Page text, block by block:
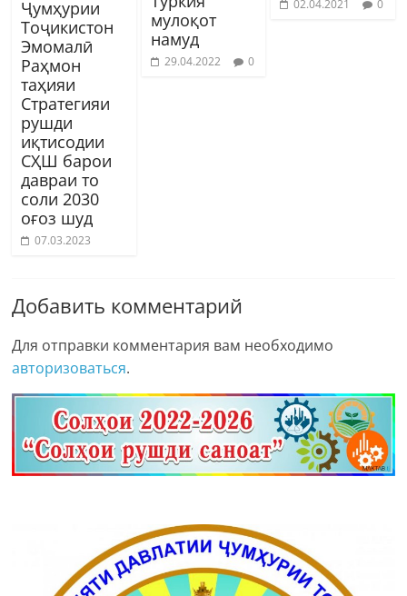
Ҷумҳурии
Тоҷикистон
Эмомалӣ
Раҳмон
таҳияи
Стратегияи
рушди
иқтисодии
СҲШ барои
давраи то
соли 2030
оғоз шуд
07.03.2023
мулоқот
намуд
29.04.2022 0
02.04.2021 0
Добавить комментарий
Для отправки комментария вам необходимо
авторизоваться.